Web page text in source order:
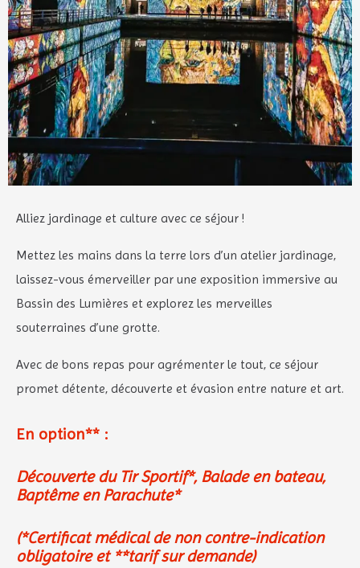
Alliez jardinage et culture avec ce séjour !
Mettez les mains dans la terre lors d’un atelier jardinage,
laissez-vous émerveiller par une exposition immersive au
Bassin des Lumières et explorez les merveilles
souterraines d’une grotte.
Avec de bons repas pour agrémenter le tout, ce séjour
promet détente, découverte et évasion entre nature et art.
En option** :
Découverte du Tir Sportif*, Balade en bateau,
Baptême en Parachute*
(*Certificat médical de non contre-indication
obligatoire et **tarif sur demande)